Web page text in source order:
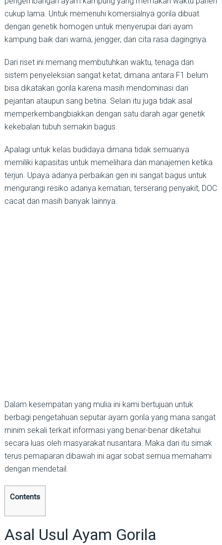
cukup lama. Untuk memenuhi komersialnya gorila dibuat
dengan genetik homogen untuk menyerupai dari ayam
kampung baik dari warna, jengger, dan cita rasa dagingnya.
Dari riset ini memang membutuhkan waktu, tenaga dan
sistem penyeleksian sangat ketat, dimana antara F1 belum
bisa dikatakan gorila karena masih mendominasi dari
pejantan ataupun sang betina. Selain itu juga tidak asal
memperkembangbiakkan dengan satu darah agar genetik
kekebalan tubuh semakin bagus.
Apalagi untuk kelas budidaya dimana tidak semuanya
memiliki kapasitas untuk memelihara dan manajemen ketika
terjun. Upaya adanya perbaikan gen ini sangat bagus untuk
mengurangi resiko adanya kematian, terserang penyakit, DOC
cacat dan masih banyak lainnya.
Dalam kesempatan yang mulia ini kami bertujuan untuk
berbagi pengetahuan seputar ayam gorila yang mana sangat
minim sekali terkait informasi yang benar-benar diketahui
secara luas oleh masyarakat nusantara. Maka dari itu simak
terus pemaparan dibawah ini agar sobat semua memahami
dengan mendetail.
Contents
Asal Usul Ayam Gorila